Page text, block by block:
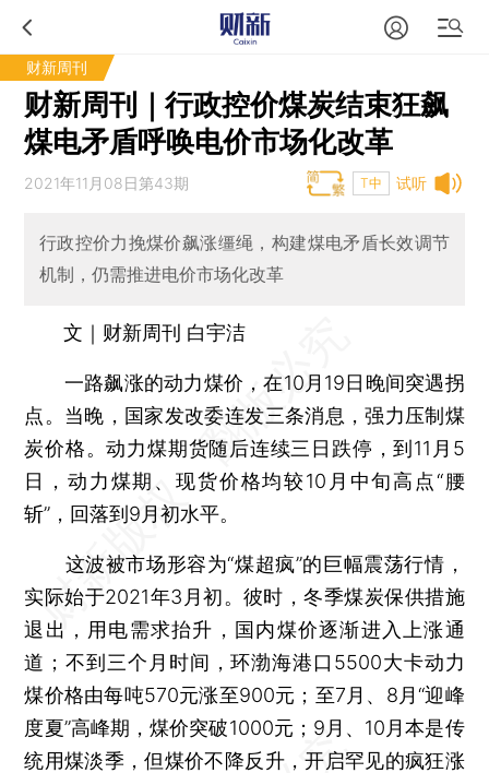
财新周刊
财新周刊｜行政控价煤炭结束狂飙
煤电矛盾呼唤电价市场化改革
试听
2021年11月08日第43期 T中
行政控价力挽煤价飙涨缰绳，构建煤电矛盾长效调节
机制，仍需推进电价市场化改革
文｜财新周刊 白宇洁
一路飙涨的动力煤价，在10月19日晚间突遇拐
点。当晚，国家发改委连发三条消息，强力压制煤
炭价格。动力煤期货随后连续三日跌停，到11月5
日，动力煤期、现货价格均较10月中旬高点“腰
斩”，回落到9月初水平。
这波被市场形容为“煤超疯”的巨幅震荡行情，
实际始于2021年3月初。彼时，冬季煤炭保供措施
退出，用电需求抬升，国内煤价逐渐进入上涨通
道；不到三个月时间，环渤海港口5500大卡动力
煤价格由每吨570元涨至900元；至7月、8月“迎峰
度夏”高峰期，煤价突破1000元；9月、10月本是传
统用煤淡季，但煤价不降反升，开启罕见的疯狂涨